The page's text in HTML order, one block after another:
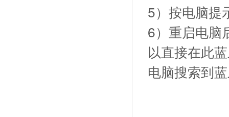
5）按电脑提
6）重启电脑
以直接在此
电脑搜索到